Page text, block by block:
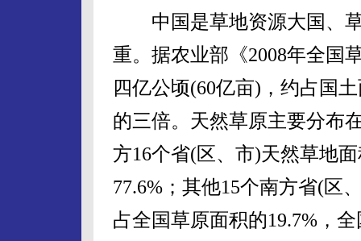
中国是草地资源大国、草
重。据农业部《2008年全国
四亿公顷(60亿亩)，约占国
的三倍。天然草原主要分布
方16个省(区、市)天然草地
77.6%；其他15个南方省(区
占全国草原面积的19.7%，